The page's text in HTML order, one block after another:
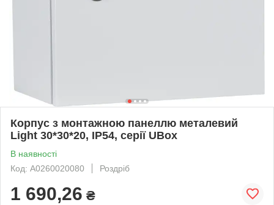
Корпус з монтажною панеллю металевий
Light 30*30*20, IP54, серії UBox
В наявності
Код: A0260020080
Роздріб
1 690,26 ₴